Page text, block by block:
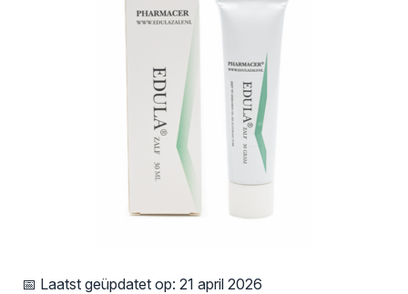
📅 Laatst geüpdatet op: 21 april 2026